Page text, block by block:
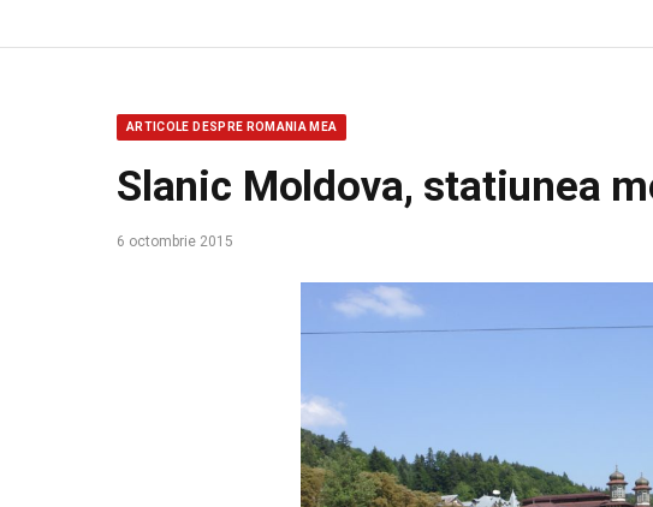
ARTICOLE DESPRE ROMANIA MEA
Slanic Moldova, statiunea
6 octombrie 2015